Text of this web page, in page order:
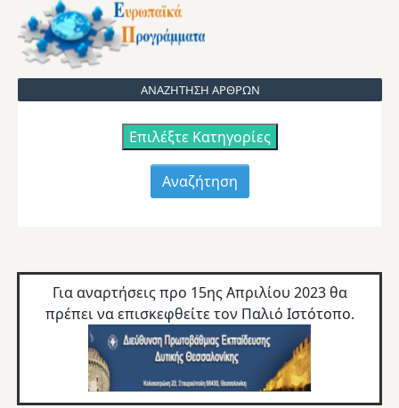
ΑΝΑΖΗΤΗΣΗ ΑΡΘΡΩΝ
Επιλέξτε Κατηγορίες
Για αναρτήσεις προ 15ης Απριλίου 2023 θα
πρέπει να επισκεφθείτε τον Παλιό Ιστότοπο.